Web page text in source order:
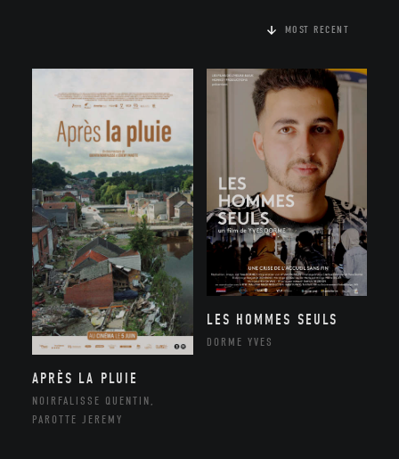
MOST RECENT
APRÈS LA PLUIE
NOIRFALISSE QUENTIN,
PAROTTE JEREMY
LES HOMMES SEULS
DORME YVES